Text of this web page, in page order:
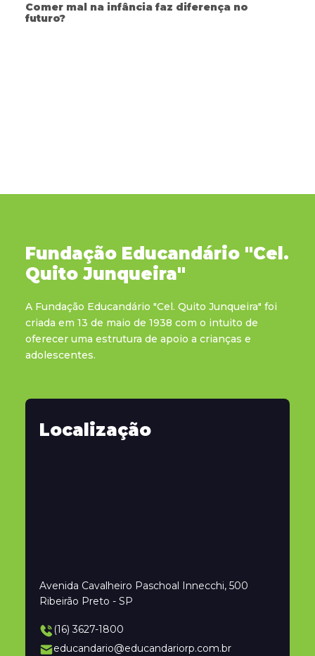
Comer mal na infância faz diferença no
futuro?
Fundação Educandário "Cel.
Quito Junqueira"
A Fundação Educandário "Cel. Quito Junqueira" foi
criada em 13 de maio de 1938 com o intuito de
oferecer uma estrutura de apoio a crianças e
adolescentes.
Localização
Avenida Cavalheiro Paschoal Innecchi, 500
Ribeirão Preto - SP
(16) 3627-1800
educandario@educandariorp.com.br